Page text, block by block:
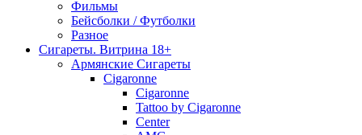
Фильмы
Бейсболки / Футболки
Разное
Сигареты. Витрина 18+
Армянские Сигареты
Cigaronne
Cigaronne
Tattoo by Cigaronne
Center